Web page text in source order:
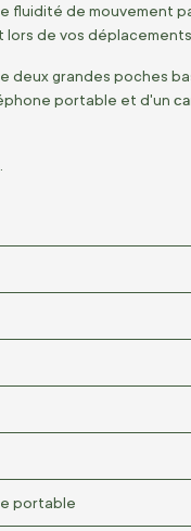
fluidité de mouvement
de vos déplacements.
deux grandes poches
portable et d'un
portable